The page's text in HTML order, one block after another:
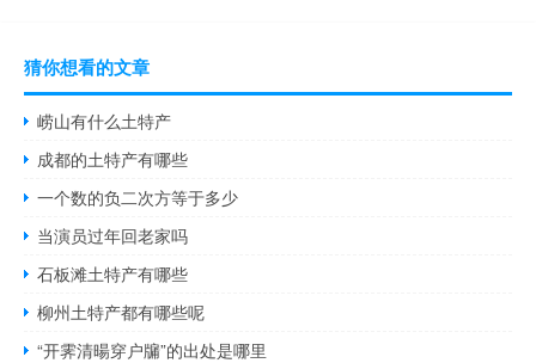
猜你想看的文章
崂山有什么土特产
成都的土特产有哪些
一个数的负二次方等于多少
当演员过年回老家吗
石板滩土特产有哪些
柳州土特产都有哪些呢
“开霁清暘穿户牖”的出处是哪里